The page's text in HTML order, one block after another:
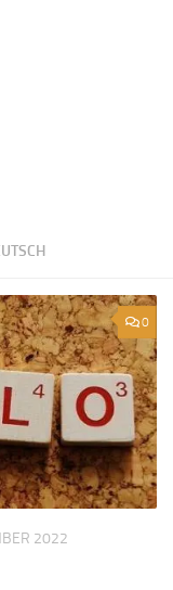
0
2022